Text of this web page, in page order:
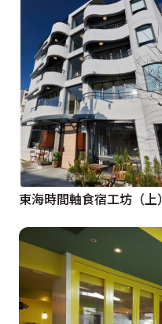
東海時間軸食宿工坊（上）